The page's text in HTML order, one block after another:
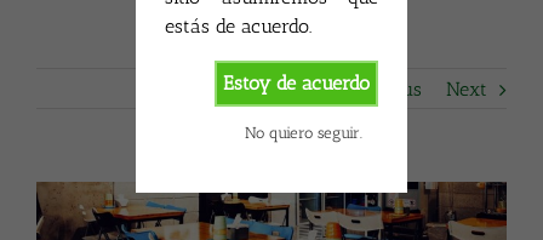
estás de acuerdo.
Estoy de acuerdo
No quiero seguir.
Previous Next
View
Larger